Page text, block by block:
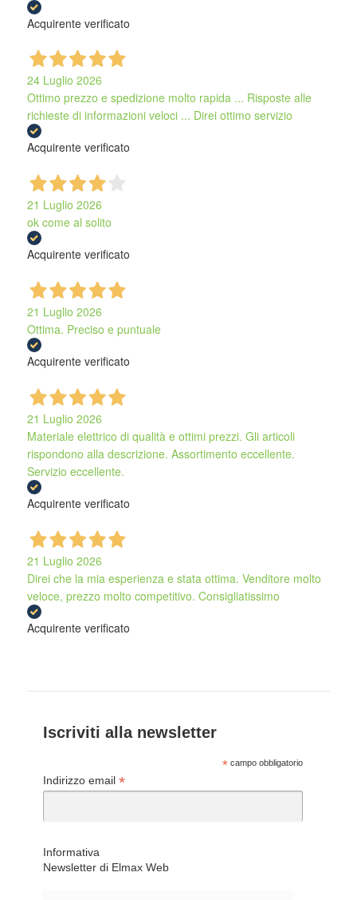
Acquirente verificato
24 Luglio 2026
Ottimo prezzo e spedizione molto rapida ... Risposte alle
richieste di informazioni veloci ... Direi ottimo servizio
Acquirente verificato
21 Luglio 2026
ok come al solito
Acquirente verificato
21 Luglio 2026
Ottima. Preciso e puntuale
Acquirente verificato
21 Luglio 2026
Materiale elettrico di qualità e ottimi prezzi. Gli articoli
rispondono alla descrizione. Assortimento eccellente.
Servizio eccellente.
Acquirente verificato
21 Luglio 2026
Direi che la mia esperienza e stata ottima. Venditore molto
veloce, prezzo molto competitivo. Consigliatissimo
Acquirente verificato
Iscriviti alla newsletter
* campo obbligatorio
Indirizzo email *
Informativa
Newsletter di Elmax Web